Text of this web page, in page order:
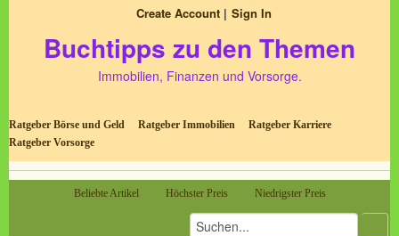
Create Account Sign In
Buchtipps zu den Themen
Immobilien, Finanzen und Vorsorge.
Ratgeber Börse und Geld Ratgeber Immobilien
Ratgeber Karriere
Ratgeber Vorsorge
Beliebte Artikel Höchster Preis Niedrigster Preis